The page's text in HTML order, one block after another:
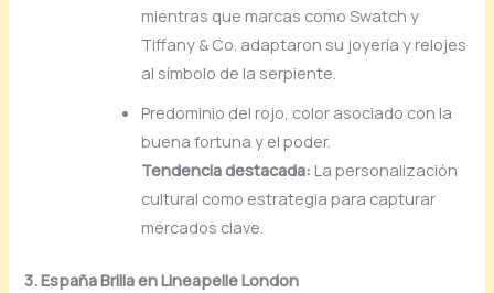
mientras que marcas como Swatch y
Tiffany & Co. adaptaron su joyería y relojes
al símbolo de la serpiente.
Predominio del rojo, color asociado con la
buena fortuna y el poder.
Tendencia destacada: La personalización
cultural como estrategia para capturar
mercados clave.
3. España Brilla en Lineapelle London